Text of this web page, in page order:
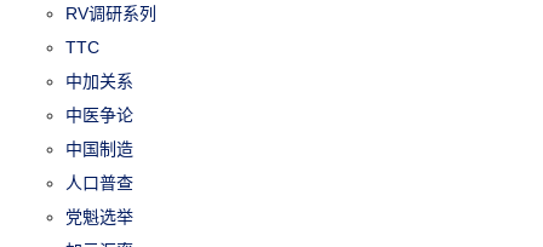
RV调研系列
TTC
中加关系
中医争论
中国制造
人口普查
党魁选举